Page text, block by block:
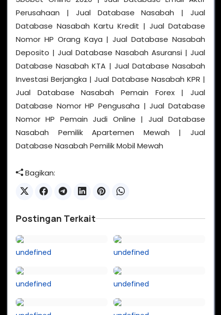
Perusahaan | Jual Database Nasabah | Jual
Database Nasabah Kartu Kredit | Jual Database
Nomor HP Orang Kaya | Jual Database Nasabah
Deposito | Jual Database Nasabah Asuransi | Jual
Database Nasabah KTA | Jual Database Nasabah
Investasi Berjangka | Jual Database Nasabah KPR |
Jual Database Nasabah Pemain Forex | Jual
Database Nomor HP Pengusaha | Jual Database
Nomor HP Pemain Judi Online | Jual Database
Nasabah Pemilik Apartemen Mewah | Jual
Database Nasabah Pemilik Mobil Mewah
Bagikan:
Postingan Terkait
undefined undefined
undefined undefined